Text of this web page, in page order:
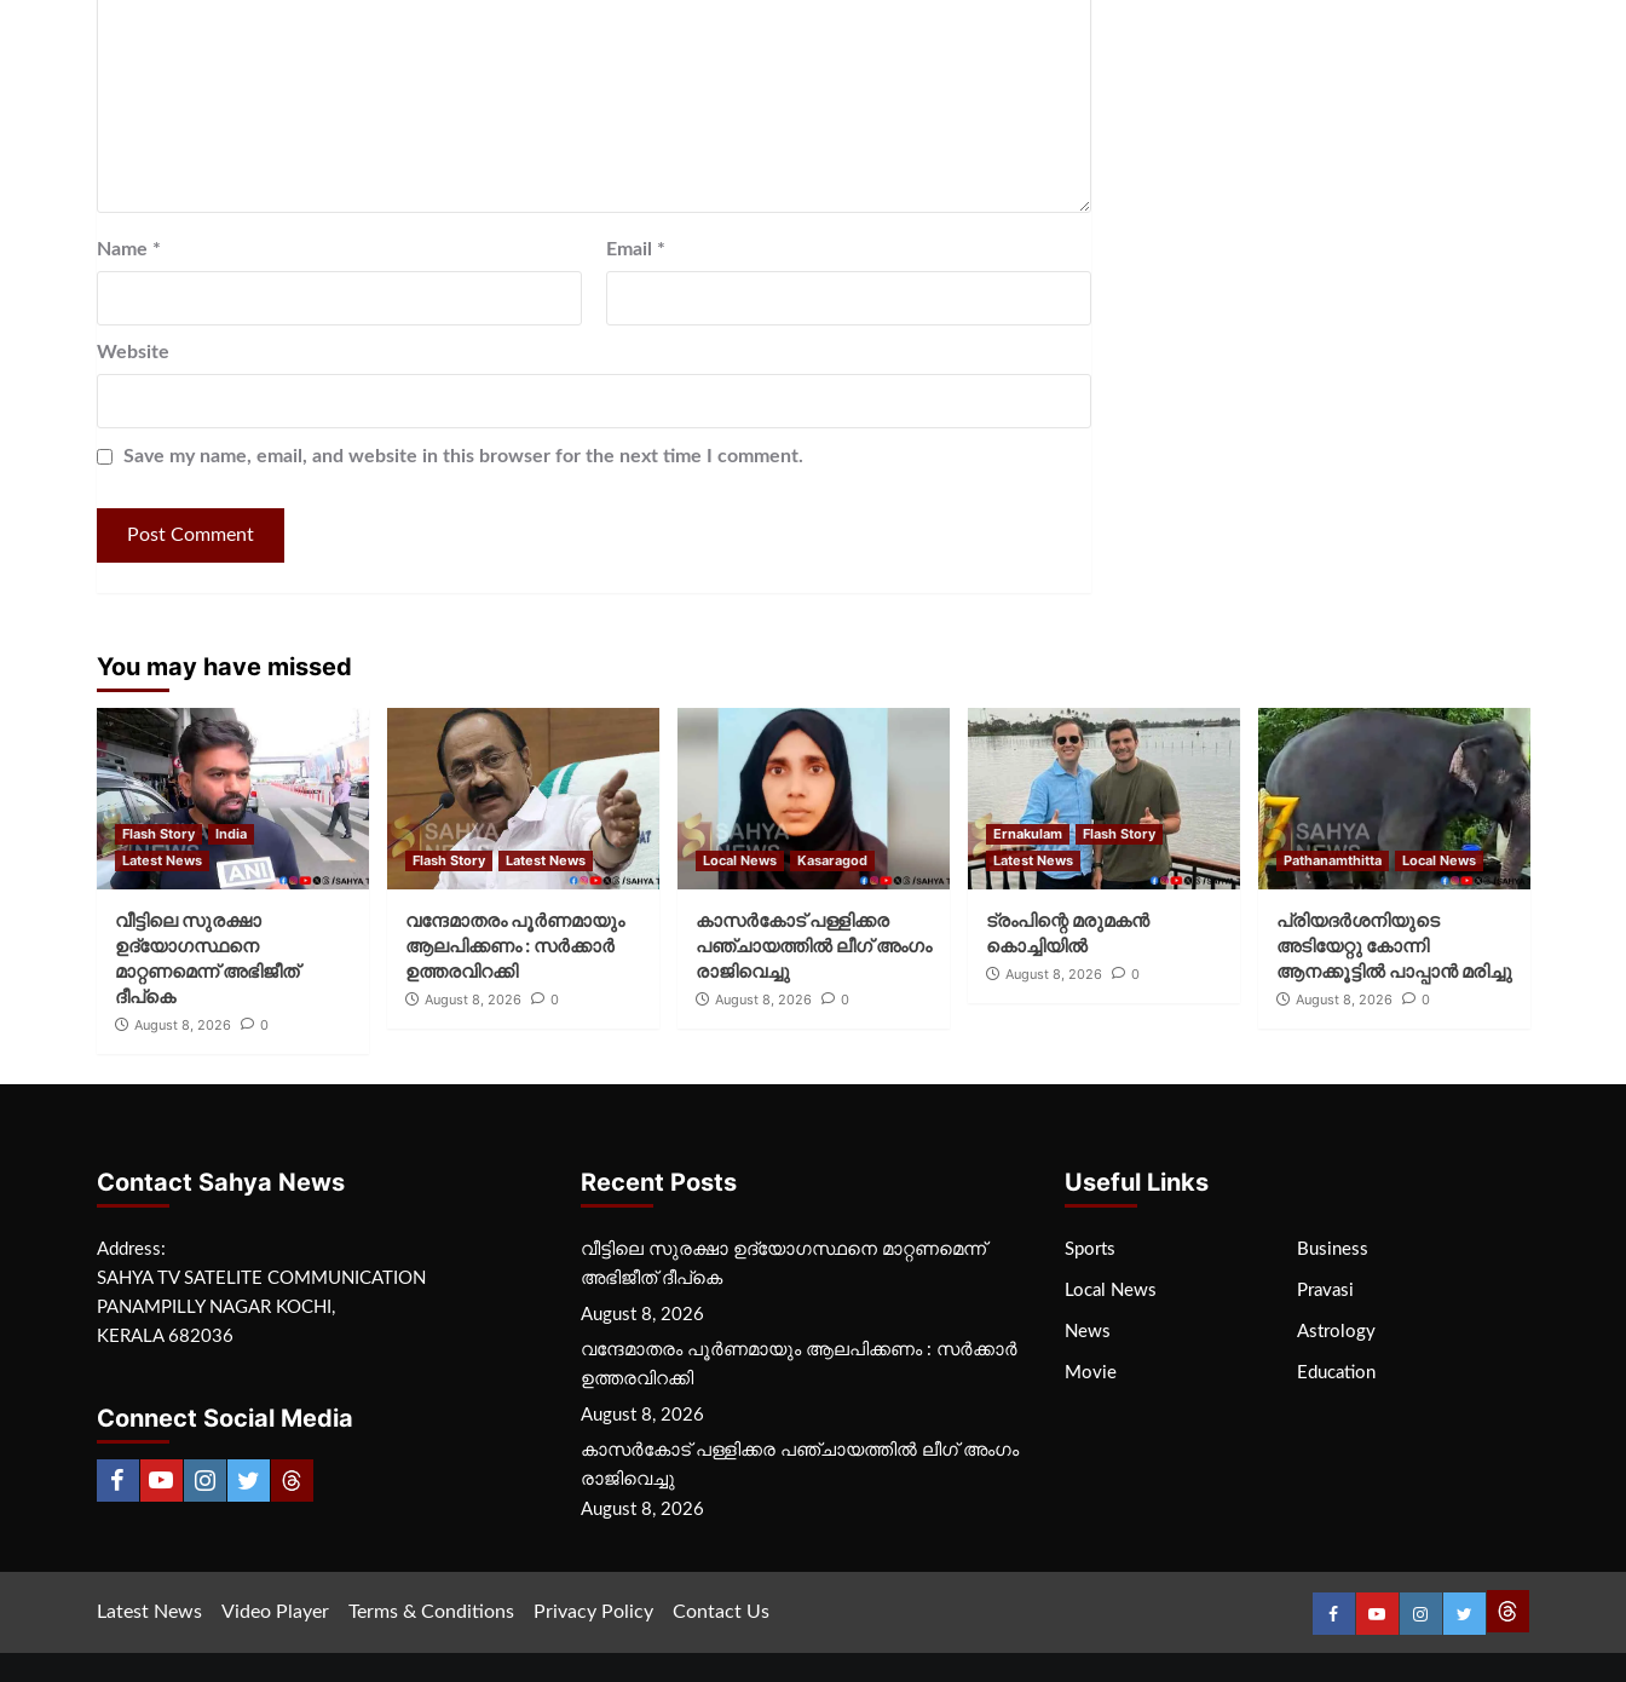
Name * Email *
Website
Save my name, email, and website in this browser for the next time I comment.
You may have missed
Flash Story
India
Latest News
വീട്ടിലെ സുരക്ഷാ
ഉദ്യോഗസ്ഥനെ
മാറ്റണമെന്ന് അഭിജീത്
ദീപ്‌കെ
August 8, 2026 0
Flash Story Latest News
വന്ദേമാതരം പൂര്‍ണമായും
ആലപിക്കണം : സര്‍ക്കാര്‍
ഉത്തരവിറക്കി
August 8, 2026 0
Local News Kasaragod
കാസര്‍കോട് പള്ളിക്കര
പഞ്ചായത്തില്‍ ലീഗ് അംഗം
രാജിവെച്ചു
August 8, 2026 0
Ernakulam
Flash Story
Latest News
ട്രംപിന്റെ മരുമകന്‍
കൊച്ചിയില്‍
August 8, 2026 0
Pathanamthitta Local News
പ്രിയദര്‍ശനിയുടെ
അടിയേറ്റു കോന്നി
ആനക്കൂട്ടില്‍ പാപ്പാൻ മരിച്ചു
August 8, 2026 0
Contact Sahya News
Address:
SAHYA TV SATELITE COMMUNICATION
PANAMPILLY NAGAR KOCHI,
KERALA 682036
Connect Social Media
Recent Posts
വീട്ടിലെ സുരക്ഷാ ഉദ്യോഗസ്ഥനെ മാറ്റണമെന്ന്
അഭിജീത് ദീപ്‌കെ
August 8, 2026
വന്ദേമാതരം പൂര്‍ണമായും ആലപിക്കണം : സര്‍ക്കാര്‍
ഉത്തരവിറക്കി
August 8, 2026
കാസര്‍കോട് പള്ളിക്കര പഞ്ചായത്തില്‍ ലീഗ് അംഗം
രാജിവെച്ചു
August 8, 2026
Useful Links
Sports Business
Local News Pravasi
News Astrology
Movie Education
Latest News Video Player Terms & Conditions Privacy Policy Contact Us